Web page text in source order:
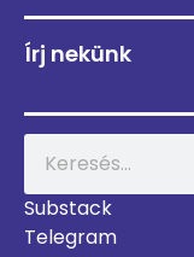
Írj nekünk
Substack
Telegram